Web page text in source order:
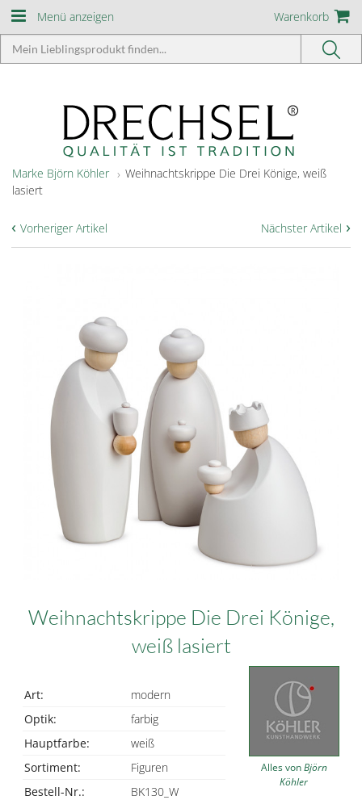
Menü anzeigen Warenkorb
Marke Björn Köhler
Weihnachtskrippe Die Drei Könige, weiß
lasiert
Nächster Artikel ›
‹ Vorheriger Artikel
Weihnachtskrippe Die Drei Könige,
weiß lasiert
Art:
modern
Optik:
farbig
Hauptfarbe:
weiß
Sortiment:
Figuren
Bestell-Nr.:
BK130_W
Alles vonBjörn
Köhler